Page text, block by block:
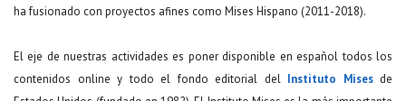
ha fusionado con proyectos afines como Mises Hispano (2011-2018).
El eje de nuestras actividades es poner disponible en español todos los
contenidos online y todo el fondo editorial del Instituto Misesde